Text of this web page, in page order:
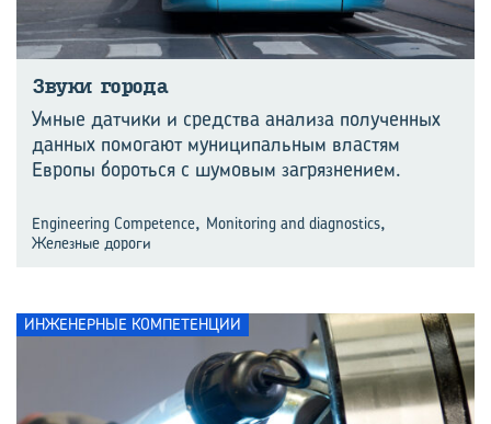
Звуки го­ро­да
Умные датчики и средства анализа полученных
данных помогают муниципальным властям
Европы бороться с шумовым загрязнением.
Engineering Competence, Monitoring and diagnostics,
Железные дороги
ИНЖЕНЕРНЫЕ КОМПЕТЕНЦИИ